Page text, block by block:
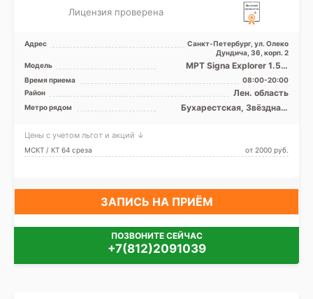
Лицензия проверена
Адрес
Санкт-Петербург, ул. Олеко
Дундича, 36, корп. 2
Модель
МРТ Signa Explorer 1.5 Т
закрытого типа, КТ Toshiba
Activion 16 срезов
Время приема
08:00-20:00
Район
Лен. область
Метро рядом
Бухарестская, Звёздная,
Победы, Проспект Славы,
Дунайская, Шушары
Цены с учетом льгот и акций ↓
МСКТ / КТ 64 среза от 2000 pуб.
ЗАПИСЬ НА ПРИЁМ
ПОЗВОНИТЕ СЕЙЧАС
+7(812)2091039